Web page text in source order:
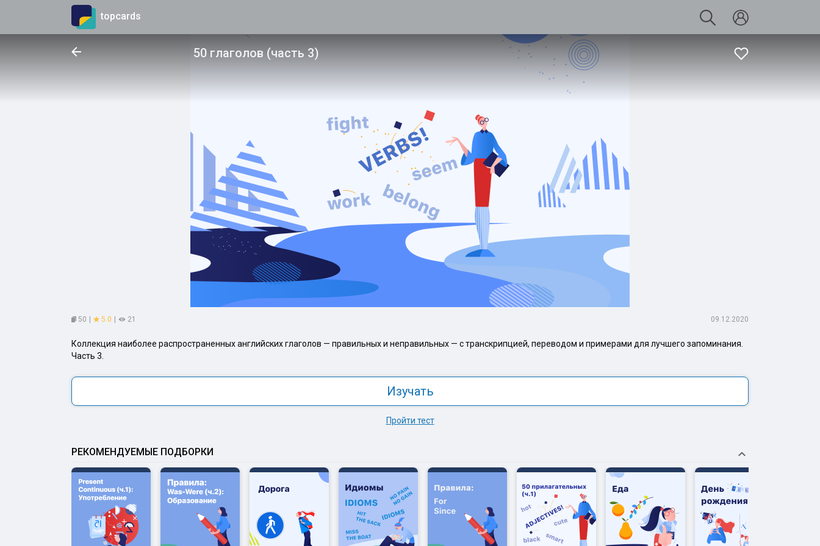
topcards
50 глаголов (часть 3)
50 | 5.0 | 21 09.12.2020
Коллекция наиболее распространенных английских глаголов — правильных и неправильных — с транскрипцией, переводом и примерами для лучшего запоминания.
Часть 3.
Изучать
Пройти тест
РЕКОМЕНДУЕМЫЕ ПОДБОРКИ